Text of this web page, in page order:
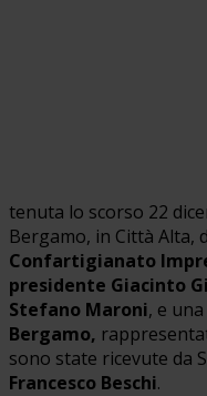
tenuta lo scorso 22
Bergamo, in Città Alta,
Confartigianato
presidente Giacinto
Stefano Maroni, e
Bergamo,
sono state ricevute da
Francesco Beschi.